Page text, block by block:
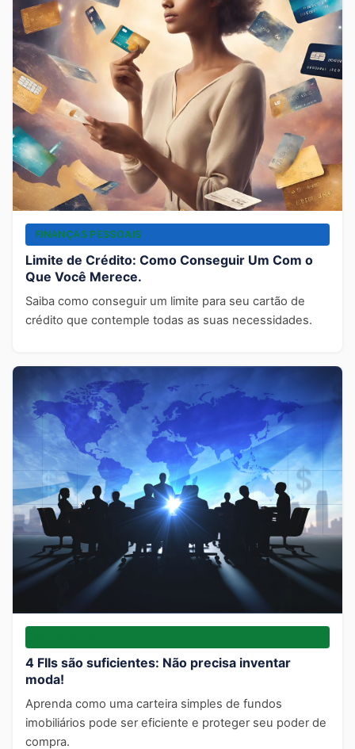
FINANÇAS PESSOAIS
Limite de Crédito: Como Conseguir Um Com o
Que Você Merece.
Saiba como conseguir um limite para seu cartão de
crédito que contemple todas as suas necessidades.
4 FIIs são suficientes: Não precisa inventar
moda!
Aprenda como uma carteira simples de fundos
imobiliários pode ser eficiente e proteger seu poder de
compra.